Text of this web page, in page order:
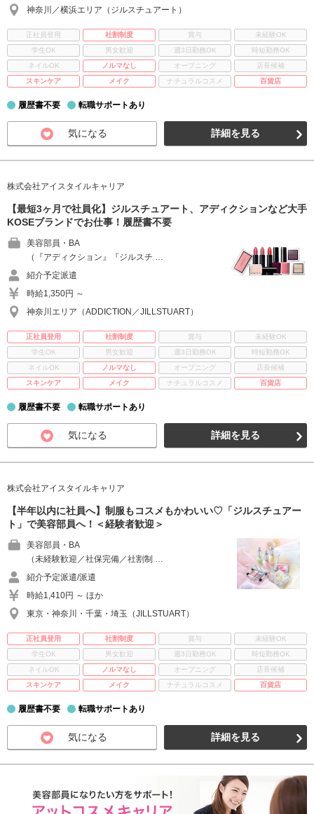
神奈川／横浜エリア（ジルスチュアート）
正社員登用 社割制度 賞与
未経験OK
学生OK
男女歓迎 週3日勤務OK
時短勤務OK
ネイルOK
ノルマなし オープニング
店長候補
スキンケア
メイク ナチュラルコスメ 百貨店
履歴書不要 転職サポートあり
気になる 詳細を見る
株式会社アイスタイルキャリア
【最短3ヶ月で社員化】ジルスチュアート、アディクションなど大手
KOSEブランドでお仕事！履歴書不要
美容部員・BA
（『アディクション』『ジルスチ …
紹介予定派遣
時給1,350円 ～
神奈川エリア（ADDICTION／JILLSTUART）
正社員登用 社割制度 賞与
未経験OK
学生OK
男女歓迎 週3日勤務OK
時短勤務OK
ネイルOK
ノルマなし オープニング
店長候補
スキンケア
メイク ナチュラルコスメ 百貨店
履歴書不要 転職サポートあり
気になる 詳細を見る
株式会社アイスタイルキャリア
【半年以内に社員へ】制服もコスメもかわいい♡「ジルスチュアー
ト」で美容部員へ！＜経験者歓迎＞
美容部員・BA
（未経験歓迎／社保完備／社割制 …
紹介予定派遣/派遣
時給1,410円 ～ ほか
東京・神奈川・千葉・埼玉（JILLSTUART）
正社員登用 社割制度 賞与
未経験OK
学生OK
男女歓迎 週3日勤務OK
時短勤務OK
ネイルOK
ノルマなし オープニング
店長候補
スキンケア
メイク ナチュラルコスメ 百貨店
履歴書不要 転職サポートあり
気になる 詳細を見る